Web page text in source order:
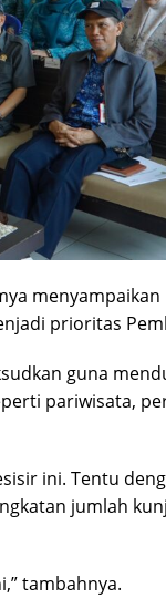
prioritas
guna
pariwisata,
ini. Tentu
jumlah
tambahnya.